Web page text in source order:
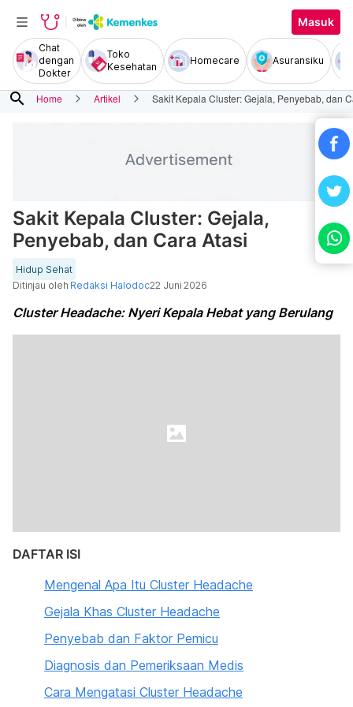
Masuk
Chat
dengan
Dokter
Toko
Kesehatan
Homecare Asuransiku
search Home Artikel Sakit Kepala Cluster: Gejala, Penyebab, dan
Sakit Kepala Cluster: Gejala,
Penyebab, dan Cara Atasi
Hidup Sehat
Ditinjau oleh Redaksi Halodoc22 Juni 2026
Cluster Headache: Nyeri Kepala Hebat yang Berulang
DAFTAR ISI
Mengenal Apa Itu Cluster Headache
Gejala Khas Cluster Headache
Penyebab dan Faktor Pemicu
Diagnosis dan Pemeriksaan Medis
Cara Mengatasi Cluster Headache